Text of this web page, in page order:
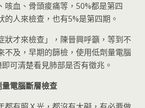
咳血、骨頭痠痛等，50%都是第四
的人來檢查，也有5%是第四期。
狀才來檢查」，陳晉興呼籲，等到不
不及，早期的篩檢，使用低劑量電腦
可清楚看見肺部是否有徵兆。
電腦斷層檢查